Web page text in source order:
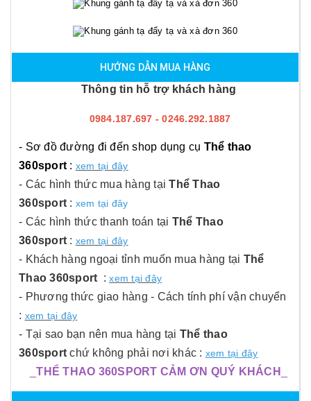
HƯỚNG DẪN MUA HÀNG
Thông tin hỗ trợ khách hàng
0984.187.697 - 0246.292.1887
- Sơ đồ đường đi đến shop dụng cụ Thể thao
360sport : xem tại đây
- Các hình thức mua hàng tạiThể Thao
360sport : xem tại đây
- Các hình thức thanh toán tại Thể Thao
360sport : xem tại đây
- Khách hàng ngoại tỉnh muốn mua hàng tại Thể
Thao 360sport :xem tại đây
- Phương thức giao hàng - Cách tính phí vận chuyển
: xem tại đây
- Tại sao bạn nên mua hàng tại Thể thao
360sport chứ không phải nơi khác : xem tại đây
_THỂ THAO 360SPORT CẢM ƠN QUÝ KHÁCH